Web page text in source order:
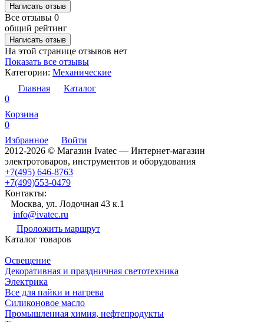
Написать отзыв
Все отзывы 0
общий рейтинг
Написать отзыв
На этой странице отзывов нет
Показать все отзывы
Категории: Механические
Главная
Каталог
0
Корзина
0
Избранное
Войти
2012-2026 © Магазин Ivatec — Интернет-магазин
электротоваров, инструментов и оборудования
+7(495) 646-8763
+7(499)553-0479
Контакты:
Москва, ул. Лодочная 43 к.1
info@ivatec.ru
Проложить маршрут
Каталог товаров
Освещение
Декоративная и праздничная светотехника
Электрика
Все для пайки и нагрева
Силиконовое масло
Промышленная химия, нефтепродукты